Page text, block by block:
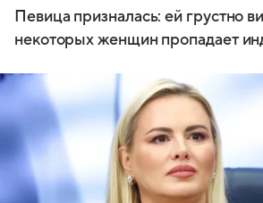
Певица призналась: ей грустно
некоторых женщин пропадает